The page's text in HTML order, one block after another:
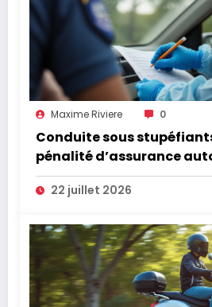
Maxime Riviere 0
Conduite sous
pénalité d’assurance
22 juillet 2026